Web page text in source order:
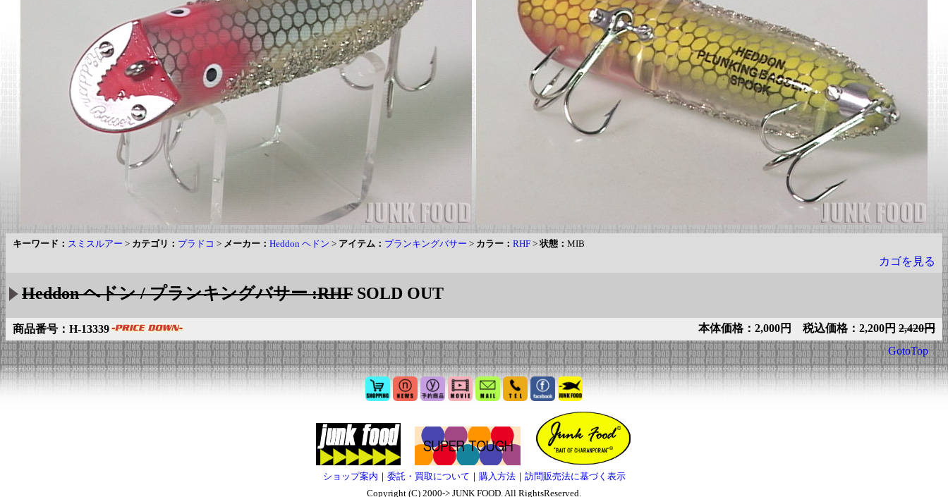
キーワード： スミスルアー > カテゴリ： プラドコ > メーカー： Heddon ヘドン > アイテム： プランキングバサー > カラー： RHF >状態： MIB
カゴを見る
Heddon ヘドン / プランキングバサー :RHF SOLD OUT
商品番号：H-13339 本体価格：2,000円 税込価格：2,200円 2,420円
GotoTop
ショップ案内 ｜ 委託・買取について ｜ 購入方法｜ 訪問販売法に基づく表示
Copyright (C) 2000-> JUNK FOOD. All RightsReserved.